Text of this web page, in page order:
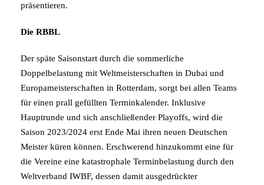
präsentieren.
Die RBBL
Der späte Saisonstart durch die sommerliche
Doppelbelastung mit Weltmeisterschaften in Dubai und
Europameisterschaften in Rotterdam, sorgt bei allen Teams
für einen prall gefüllten Terminkalender. Inklusive
Hauptrunde und sich anschließender Playoffs, wird die
Saison 2023/2024 erst Ende Mai ihren neuen Deutschen
Meister küren können. Erschwerend hinzukommt eine für
die Vereine eine katastrophale Terminbelastung durch den
Weltverband IWBF, dessen damit ausgedrückter